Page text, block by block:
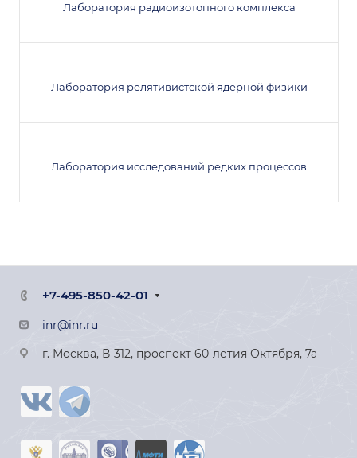
Лаборатория радиоизотопного комплекса
Лаборатория релятивистской ядерной физики
Лаборатория исследований редких процессов
+7-495-850-42-01
inr@inr.ru
г. Москва, В-312, проспект 60-летия Октября, 7а